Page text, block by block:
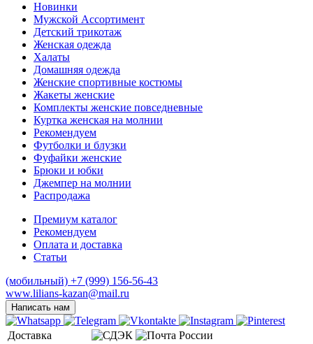
Новинки
Мужской Ассортимент
Детcкий трикотаж
Женская одежда
Халаты
Домашняя одежда
Женские спортивные костюмы
Жакеты женские
Комплекты женские повседневные
Куртка женская на молнии
Рекомендуем
Футболки и блузки
Фуфайки женские
Брюки и юбки
Джемпер на молнии
Распродажа
Премиум каталог
Рекомендуем
Оплата и доставка
Статьи
(мобильный) +7 (999) 156-56-43
www.lilians-kazan@mail.ru
Написать нам
Доставка